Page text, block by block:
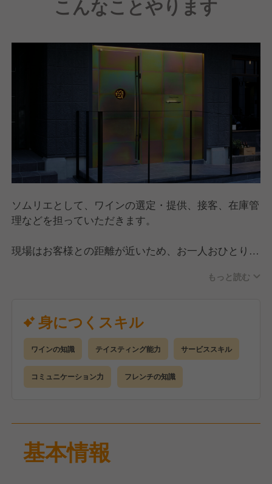
は、徹底的にバックアップ。
する方もしっかりとサポートしています。
本気で学びたい方、自分の実力を試したいという方、
ぜひお待ちしています！
こんなことやります
ソムリエとして、ワインの選定・提供、接客、在庫管
理などを担っていただきます。
現場はお客様との距離が近いため、お一人おひとりに
ミシュランの星獲得を目指す当店で、より高品質なお
さらに、富山、山梨、長野へのワイナリー見学も行っ
ており、今までの経験を活かしながらもより成長でき
る環境です！
もっと読む
身につくスキル
ワインの知識 テイスティング能力 サービススキル
コミュニケーション力 フレンチの知識
基本情報